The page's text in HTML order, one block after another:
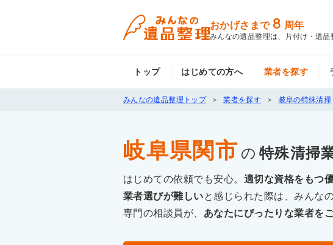
おかげさまで 8 周年
みんなの遺品整理は、片付け・遺
トップ はじめての方へ 業者を探す
みんなの遺品整理トップ 業者を探す 岐阜の特殊清掃
岐阜県関市 の 特殊清掃
はじめての依頼でも安心。 適切な資格をもつ
業者選びが難しいと感じられた際は、みんな
専門の相談員が、 あなたにぴったりな業者を